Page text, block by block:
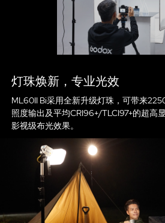
灯珠焕新，专业光效
ML60II Bi采用全新升级灯珠，可带来
照度输出及平均CRI96+/TLCI97+的超高
影视级布光效果。